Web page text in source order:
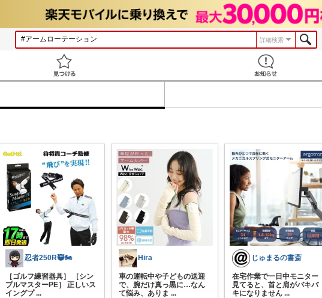
詳細検索
忍者250R🥷🏍️
［ゴルフ練習器具］ ［シン
プルマスターPE］ 正しいス
イングプ ...
Hira
車の運転中や子どもの送迎
で、腕だけ真っ黒に…なん
て悩み、ありま ...
じゅまるの書斎
在宅作業で一日中モニター
見てると、首と肩がバキバ
キになりません ...